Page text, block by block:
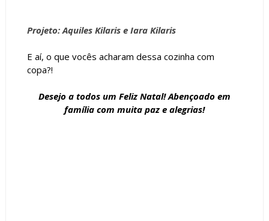
Projeto: Aquiles Kilaris e Iara Kilaris
E aí, o que vocês acharam dessa cozinha com
copa?!
Desejo a todos um Feliz Natal! Abençoado em
família com muita paz e alegrias!